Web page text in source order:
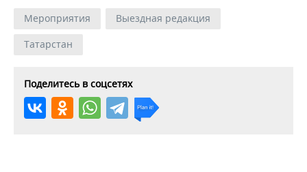
Мероприятия
Выездная редакция
Татарстан
Поделитесь в соцсетях